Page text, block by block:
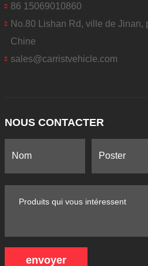
86 15069010860
No.80 Lishan Rd, ville de Jinan,
Chine
sales@carristvehicle.com
NOUS CONTACTER
envoyer